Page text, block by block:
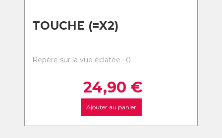
TOUCHE (=X2)
Repère sur la vue éclatée : 0
24,90 €
Ajouter au panier